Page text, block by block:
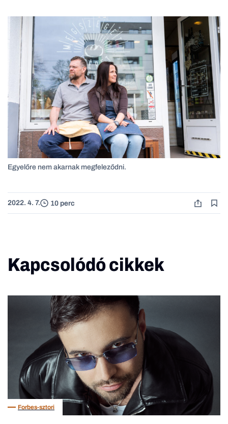
Egyelőre nem akarnak megfeleződni.
2022. 4. 7. 10 perc
Kapcsolódó cikkek
Forbes-sztori